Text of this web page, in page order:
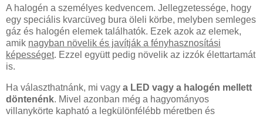
A halogén a személyes kedvencem. Jellegzetessége, hogy
egy speciális kvarcüveg bura öleli körbe, melyben semleges
gáz és halogén elemek találhatók. Ezek azok az elemek,
amik nagyban növelik és javítják a fényhasznosítási
képességet. Ezzel együtt pedig növelik az izzók élettartamát
is.
Ha választhatnánk, mi vagy a LED vagy a halogén mellett
döntenénk. Mivel azonban még a hagyományos
villanykörte kapható a legkülönfélébb méretben és